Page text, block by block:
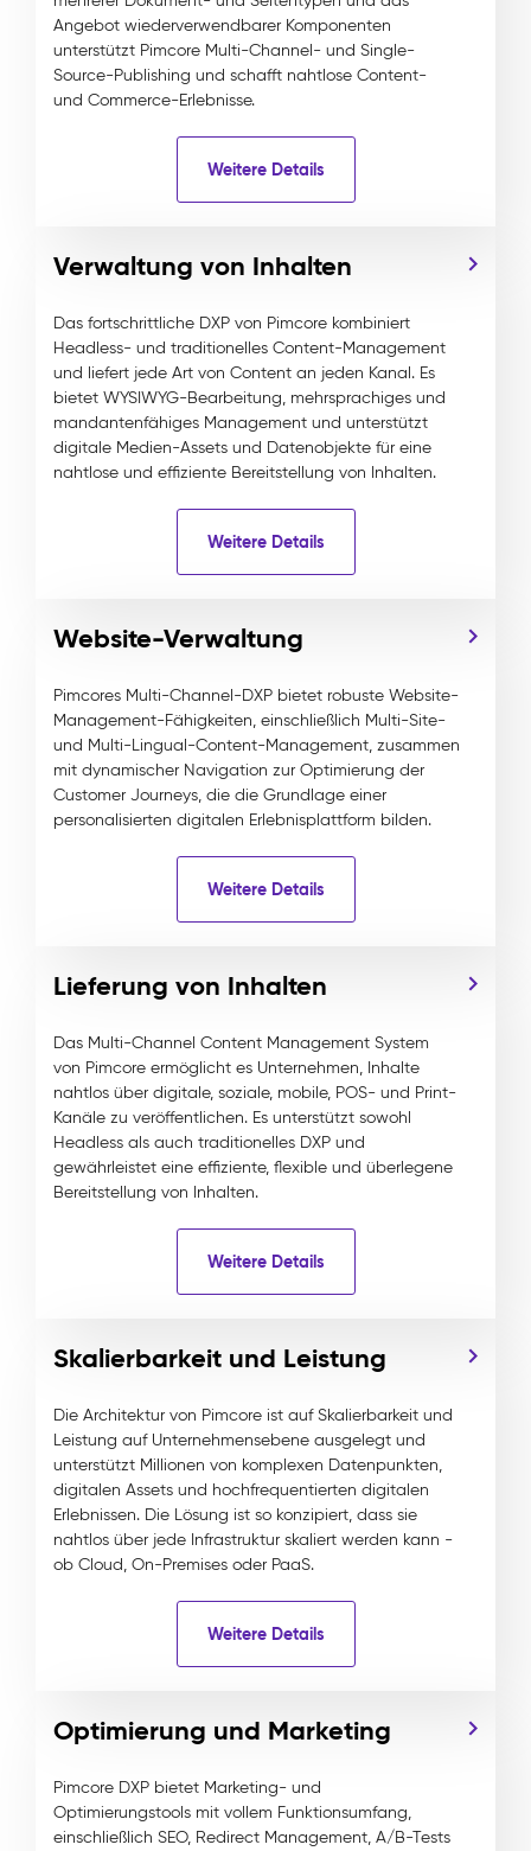
Angebot wiederverwendbarer Komponenten
unterstützt Pimcore Multi-Channel- und Single-
Source-Publishing und schafft nahtlose Content-
und Commerce-Erlebnisse.
Weitere Details
Verwaltung von Inhalten
Das fortschrittliche DXP von Pimcore kombiniert
Headless- und traditionelles Content-Management
und liefert jede Art von Content an jeden Kanal. Es
bietet WYSIWYG-Bearbeitung, mehrsprachiges und
mandantenfähiges Management und unterstützt
digitale Medien-Assets und Datenobjekte für eine
nahtlose und effiziente Bereitstellung von Inhalten.
Weitere Details
Website-Verwaltung
Pimcores Multi-Channel-DXP bietet robuste Website-
Management-Fähigkeiten, einschließlich Multi-Site-
und Multi-Lingual-Content-Management, zusammen
mit dynamischer Navigation zur Optimierung der
Customer Journeys, die die Grundlage einer
personalisierten digitalen Erlebnisplattform bilden.
Weitere Details
Lieferung von Inhalten
Das Multi-Channel Content Management System
von Pimcore ermöglicht es Unternehmen, Inhalte
nahtlos über digitale, soziale, mobile, POS- und Print-
Kanäle zu veröffentlichen. Es unterstützt sowohl
Headless als auch traditionelles DXP und
gewährleistet eine effiziente, flexible und überlegene
Bereitstellung von Inhalten.
Weitere Details
Skalierbarkeit und Leistung
Die Architektur von Pimcore ist auf Skalierbarkeit und
Leistung auf Unternehmensebene ausgelegt und
unterstützt Millionen von komplexen Datenpunkten,
digitalen Assets und hochfrequentierten digitalen
Erlebnissen. Die Lösung ist so konzipiert, dass sie
nahtlos über jede Infrastruktur skaliert werden kann -
ob Cloud, On-Premises oder PaaS.
Weitere Details
Optimierung und Marketing
Pimcore DXP bietet Marketing- und
Optimierungstools mit vollem Funktionsumfang,
einschließlich SEO, Redirect Management, A/B-Tests